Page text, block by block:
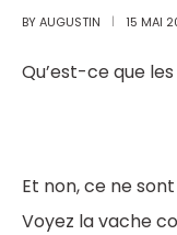
BYAUGUSTIN 15 MAI
Qu’est-ce que
Et non, ce ne
Voyez la vache